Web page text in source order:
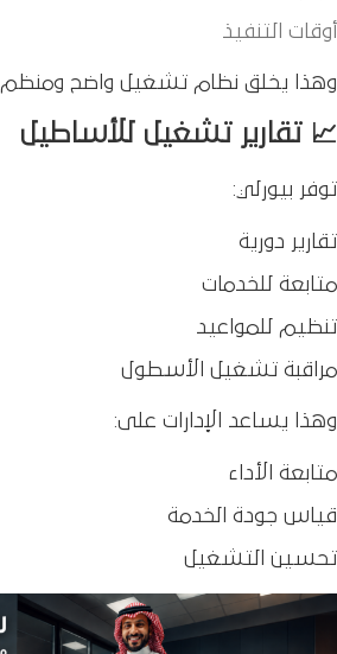
أوقات التنفيذ
وهذا يخلق نظام تشغيل واضح ومنظم.
📈 تقارير تشغيل للأساطيل
توفر بيورلي:
تقارير دورية
متابعة للخدمات
تنظيم للمواعيد
مراقبة تشغيل الأسطول
وهذا يساعد الإدارات على:
متابعة الأداء
قياس جودة الخدمة
تحسين التشغيل